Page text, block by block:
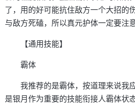
了，用的好可能抗住敌方一个大招的
与敌方死磕，所以真元护体一定要注
【通用技能】
霸体
我推荐的是霸体，按道理来说我
是银月作为重要的技能衔接人霸体状